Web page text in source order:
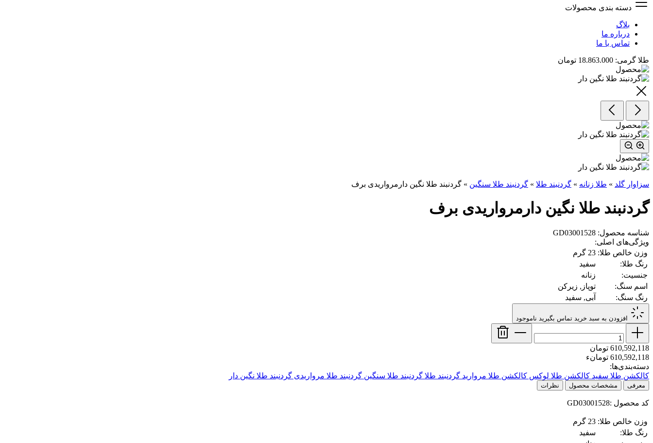
دسته بندی محصولات
بلاگ
درباره ما
تماس با ما
طلا گرمی: 18.863.000 تومان
سزاوار گلد » طلا زنانه » گردنبند طلا » گردنبند طلا سنگین » گردنبند طلا نگین دارمرواریدی برف
گردنبند طلا نگین دارمرواریدی برف
شناسه محصول: GD03001528
ویژگی‌های اصلی:
وزن خالص طلا: 23 گرم
رنگ طلا:
سفید
جنسیت:
زنانه
اسم سنگ:
توپاز, زیرکن
رنگ سنگ:
آبی, سفید
افزودن به سبد خرید تماس بگیرید ناموجود
610,592,118 تومان
610,592,118 تومانء
دسته‌بندی‌ها:
کالکشن طلا سفید کالکشن طلا لوکس کالکشن طلا مروارید گردنبند طلا گردنبند طلا سنگین گردنبند طلا مرواریدی گردنبند طلا نگین دار
معرفی مشخصات محصول نظرات
کد محصول :GD03001528
وزن خالص طلا: 23 گرم
رنگ طلا:
سفید